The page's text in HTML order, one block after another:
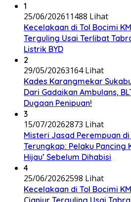
1
25/06/202611488 Lihat
Kecelakaan di Tol Bocimi
Terguling Usai Terlibat
Listrik BYD
2
29/05/20263164 Lihat
Kades Karangmekar
Dari Gadaikan Ambulans,
Dugaan Penipuan!
3
15/07/20262873 Lihat
Misteri Jasad Perempuan
Terungkap: Pelaku Pancing
Hijau’ Sebelum Dihabisi
4
25/06/20262598 Lihat
Kecelakaan di Tol Bocimi
Cianjur Terguling Usai